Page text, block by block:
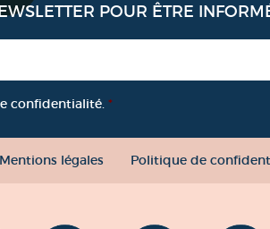
POUR ÊTRE
confidentialité. *
Mentions légales Politique de